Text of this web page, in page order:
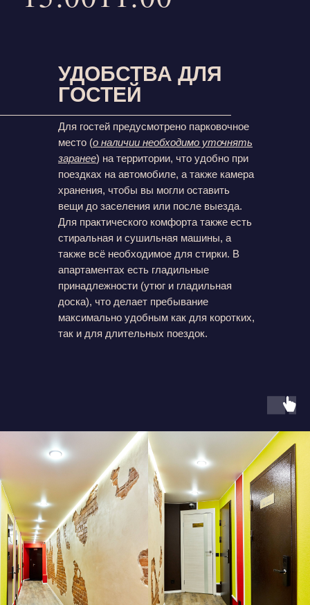
УДОБСТВА ДЛЯ
ГОСТЕЙ
Для гостей предусмотрено парковочное
место (о наличии необходимо уточнять
заранее) на территории, что удобно при
поездках на автомобиле, а также камера
хранения, чтобы вы могли оставить
вещи до заселения или после выезда.
Для практического комфорта также есть
стиральная и сушильная машины, а
также всё необходимое для стирки. В
апартаментах есть гладильные
принадлежности (утюг и гладильная
доска), что делает пребывание
максимально удобным как для коротких,
так и для длительных поездок.